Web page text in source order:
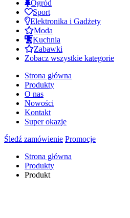
Ogród
Sport
Elektronika i Gadżety
Moda
Kuchnia
Zabawki
Zobacz wszystkie kategorie
Strona główna
Produkty
O nas
Nowości
Kontakt
Super okazje
Śledź zamówienie Promocje
Strona główna
Produkty
Produkt